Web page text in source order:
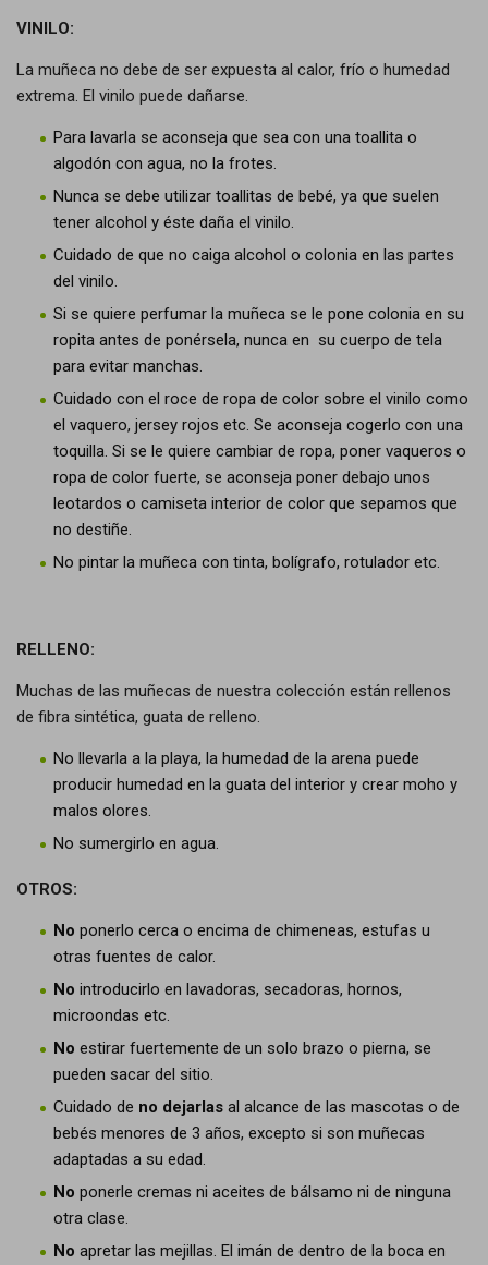
VINILO:
La muñeca no debe de ser expuesta al calor, frío o humedad
extrema. El vinilo puede dañarse.
Para lavarla se aconseja que sea con una toallita o
algodón con agua, no la frotes.
Nunca se debe utilizar toallitas de bebé, ya que suelen
tener alcohol y éste daña el vinilo.
Cuidado de que no caiga alcohol o colonia en las partes
del vinilo.
Si se quiere perfumar la muñeca se le pone colonia en su
ropita antes de ponérsela, nunca en su cuerpo de tela
para evitar manchas.
Cuidado con el roce de ropa de color sobre el vinilo como
el vaquero, jersey rojos etc. Se aconseja cogerlo con una
toquilla. Si se le quiere cambiar de ropa, poner vaqueros o
ropa de color fuerte, se aconseja poner debajo unos
leotardos o camiseta interior de color que sepamos que
no destiñe.
No pintar la muñeca con tinta, bolígrafo, rotulador etc.
RELLENO:
Muchas de las muñecas de nuestra colección están rellenos
de fibra sintética, guata de relleno.
No llevarla a la playa, la humedad de la arena puede
producir humedad en la guata del interior y crear moho y
malos olores.
No sumergirlo en agua.
OTROS:
No ponerlo cerca o encima de chimeneas, estufas u
otras fuentes de calor.
No introducirlo en lavadoras, secadoras, hornos,
microondas etc.
No estirar fuertemente de un solo brazo o pierna, se
pueden sacar del sitio.
Cuidado de no dejarlas al alcance de las mascotas o de
bebés menores de 3 años, excepto si son muñecas
adaptadas a su edad.
No ponerle cremas ni aceites de bálsamo ni de ninguna
otra clase.
No apretar las mejillas. El imán de dentro de la boca en